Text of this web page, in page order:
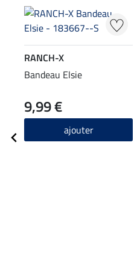
RANCH-X
Bandeau Elsie
9,99 €
ajouter